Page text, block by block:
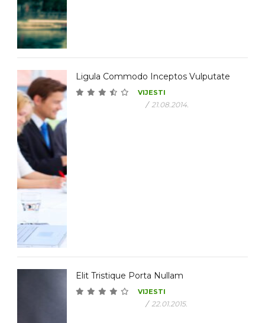
Ligula Commodo Inceptos Vulputate
VIJESTI
/ 21.08.2014.
Elit Tristique Porta Nullam
VIJESTI
/ 22.01.2015.